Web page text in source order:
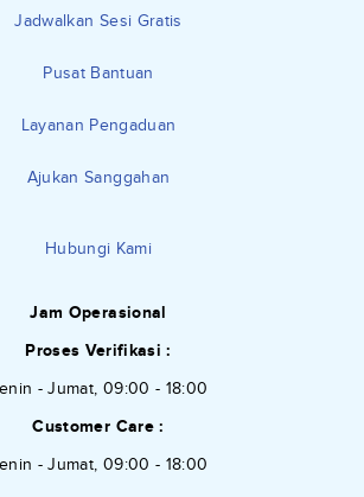
Jadwalkan Sesi Gratis
Pusat Bantuan
Layanan Pengaduan
Ajukan Sanggahan
Hubungi Kami
Jam Operasional
Proses Verifikasi :
- Jumat, 09:00 - 18:00
Customer Care :
- Jumat, 09:00 - 18:00